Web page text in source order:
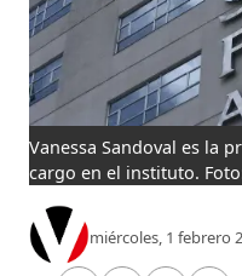
Vanessa Sandoval es la
cargo en el instituto.
miércoles, 1 febrero